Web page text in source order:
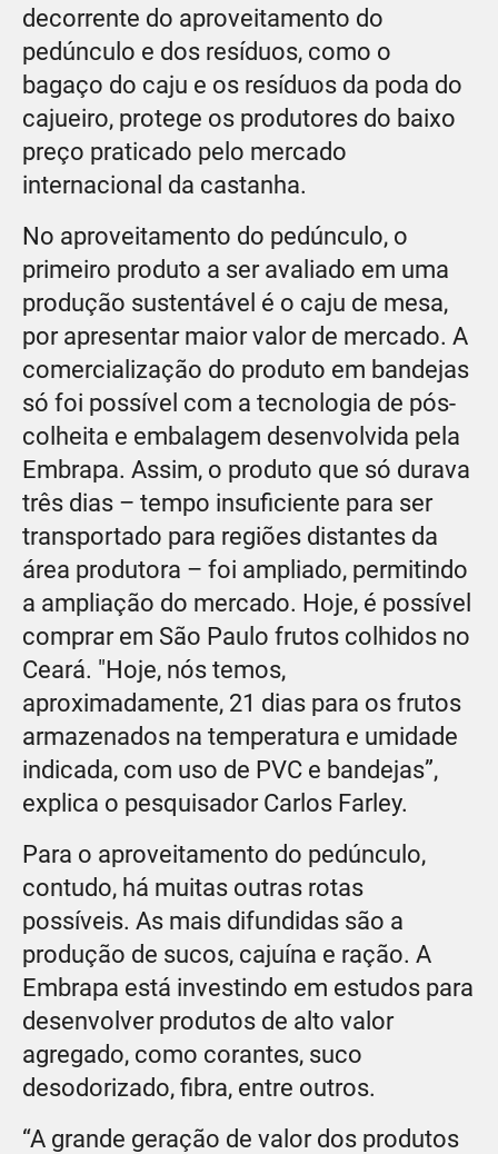
decorrente do aproveitamento do
pedúnculo e dos resíduos, como o
bagaço do caju e os resíduos da poda do
cajueiro, protege os produtores do baixo
preço praticado pelo mercado
internacional da castanha.
No aproveitamento do pedúnculo, o
primeiro produto a ser avaliado em uma
produção sustentável é o caju de mesa,
por apresentar maior valor de mercado. A
comercialização do produto em bandejas
só foi possível com a tecnologia de pós-
colheita e embalagem desenvolvida pela
Embrapa. Assim, o produto que só durava
três dias – tempo insuficiente para ser
transportado para regiões distantes da
área produtora – foi ampliado, permitindo
a ampliação do mercado. Hoje, é possível
comprar em São Paulo frutos colhidos no
Ceará. "Hoje, nós temos,
aproximadamente, 21 dias para os frutos
armazenados na temperatura e umidade
indicada, com uso de PVC e bandejas”,
explica o pesquisador Carlos Farley.
Para o aproveitamento do pedúnculo,
contudo, há muitas outras rotas
possíveis. As mais difundidas são a
produção de sucos, cajuína e ração. A
Embrapa está investindo em estudos para
desenvolver produtos de alto valor
agregado, como corantes, suco
desodorizado, fibra, entre outros.
“A grande geração de valor dos produtos